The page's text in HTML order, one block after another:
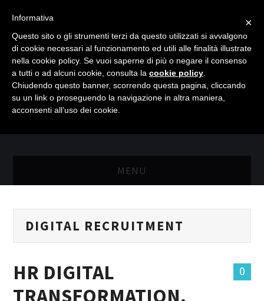
MENU
MASTER MARKETING & RETAIL
MASTER IN FOOD & BEVERAGE
DIGITAL RECRUITMENT
0
HR DIGITAL
TRANSFORMATION.
×
Informativa
Questo sito o gli strumenti terzi da questo utilizzati si avvalgono
di cookie necessari al funzionamento ed utili alle finalità illustrate
nella cookie policy. Se vuoi saperne di più o negare il consenso
a tutti o ad alcuni cookie, consulta la cookie policy
Chiudendo questo banner, scorrendo questa pagina, cliccando
su un link o proseguendo la navigazione in altra maniera,
acconsenti all’uso dei cookie.